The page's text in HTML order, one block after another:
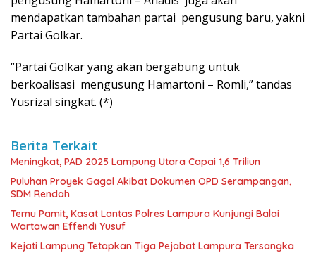
mendapatkan tambahan partai pengusung baru, yakni
Partai Golkar.
“Partai Golkar yang akan bergabung untuk
berkoalisasi mengusung Hamartoni – Romli,” tandas
Yusrizal singkat. (*)
Berita Terkait
Meningkat, PAD 2025 Lampung Utara Capai 1,6 Triliun
Puluhan Proyek Gagal Akibat Dokumen OPD Serampangan,
SDM Rendah
Temu Pamit, Kasat Lantas Polres Lampura Kunjungi Balai
Wartawan Effendi Yusuf
Kejati Lampung Tetapkan Tiga Pejabat Lampura Tersangka